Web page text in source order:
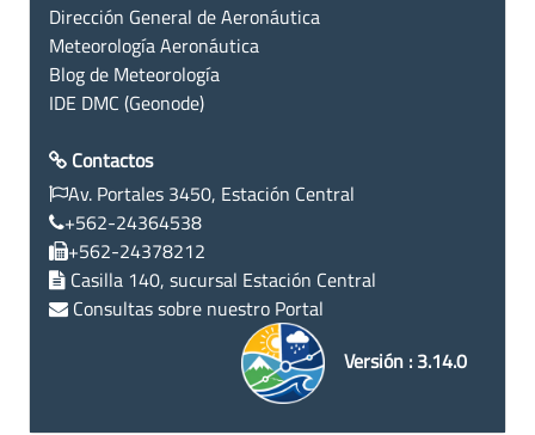
Dirección General de Aeronáutica
Meteorología Aeronáutica
Blog de Meteorología
IDE DMC (Geonode)
Contactos
Av. Portales 3450, Estación Central
+562-24364538
+562-24378212
Casilla 140, sucursal Estación Central
Consultas sobre nuestro Portal
Versión : 3.14.0